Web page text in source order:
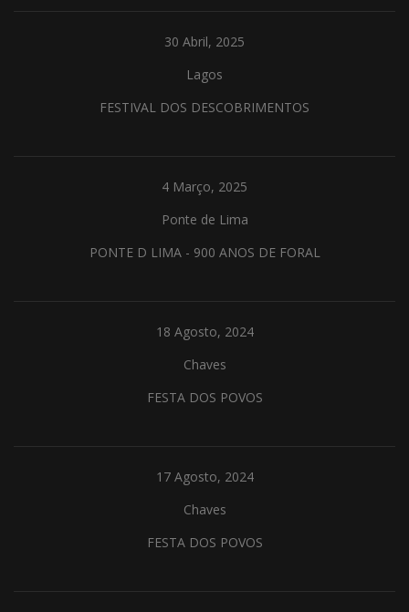
30 Abril, 2025
Lagos
FESTIVAL DOS DESCOBRIMENTOS
4 Março, 2025
Ponte de Lima
PONTE D LIMA - 900 ANOS DE FORAL
18 Agosto, 2024
Chaves
FESTA DOS POVOS
17 Agosto, 2024
Chaves
FESTA DOS POVOS